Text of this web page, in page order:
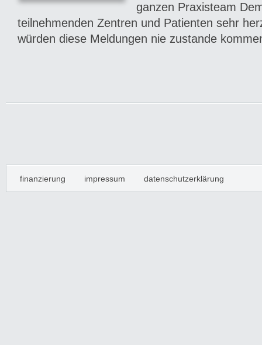
ganzen Praxisteam
teilnehmenden Zentren und Patienten sehr
würden diese Meldungen nie zustande
finanzierung impressum datenschutzerklärung